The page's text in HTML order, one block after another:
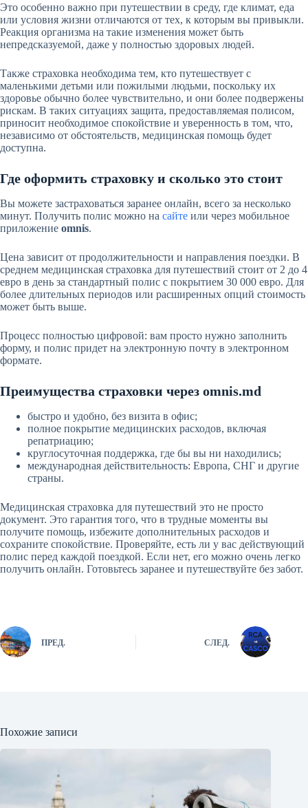
Это особенно важно при путешествии в среду, где климат, еда
или условия жизни отличаются от тех, к которым вы привыкли.
Реакция организма на такие изменения может быть
непредсказуемой, даже у полностью здоровых людей.
Также страховка необходима тем, кто путешествует с
маленькими детьми или пожилыми людьми, поскольку их
здоровье обычно более чувствительно, и они более подвержены
рискам. В таких ситуациях защита, предоставляемая полисом,
приносит необходимое спокойствие и уверенность в том, что,
независимо от обстоятельств, медицинская помощь будет
доступна.
Где оформить страховку и сколько это стоит
Вы можете застраховаться заранее онлайн, всего за несколько
минут. Получить полис можно на сайте или через мобильное
приложение omnis.
Цена зависит от продолжительности и направления поездки. В
среднем медицинская страховка для путешествий стоит от 2 до 4
евро в день за стандартный полис с покрытием 30 000 евро. Для
более длительных периодов или расширенных опций стоимость
может быть выше.
Процесс полностью цифровой: вам просто нужно заполнить
форму, и полис придет на электронную почту в электронном
формате.
Преимущества страховки через omnis.md
быстро и удобно, без визита в офис;
полное покрытие медицинских расходов, включая
репатриацию;
круглосуточная поддержка, где бы вы ни находились;
международная действительность: Европа, СНГ и другие
страны.
Медицинская страховка для путешествий это не просто
документ. Это гарантия того, что в трудные моменты вы
получите помощь, избежите дополнительных расходов и
сохраните спокойствие. Проверяйте, есть ли у вас действующий
полис перед каждой поездкой. Если нет, его можно очень легко
получить онлайн. Готовьтесь заранее и путешествуйте без забот.
ПРЕД. СЛЕД.
Похожие записи